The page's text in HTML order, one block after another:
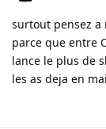
surtout pensez a
parce que entre
lance le plus de
les as deja en